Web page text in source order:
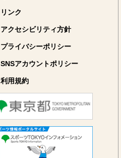
リンク
アクセシビリティ方針
プライバシーポリシー
SNSアカウントポリシー
利用規約